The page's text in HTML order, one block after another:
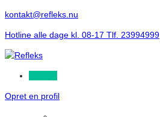
kontakt@refleks.nu
Hotline alle dage kl. 08-17 Tlf. 23994999
Opret en profil